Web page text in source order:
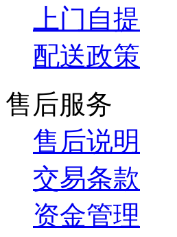
上门自提
配送政策
售后服务
售后说明
交易条款
资金管理